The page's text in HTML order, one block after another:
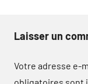
Laisser un
Votre adresse e-
obligatoires sont